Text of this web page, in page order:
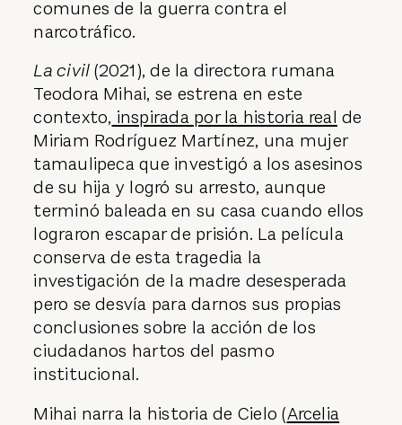
comunes de la guerra contra el
narcotráfico.
La civil(2021), de la directora rumana
Teodora Mihai, se estrena en este
contexto, inspirada por la historia real de
Miriam Rodríguez Martínez, una mujer
tamaulipeca que investigó a los asesinos
de su hija y logró su arresto, aunque
terminó baleada en su casa cuando ellos
lograron escapar de prisión. La película
conserva de esta tragedia la
investigación de la madre desesperada
pero se desvía para darnos sus propias
conclusiones sobre la acción de los
ciudadanos hartos del pasmo
institucional.
Mihai narra la historia de Cielo (Arcelia